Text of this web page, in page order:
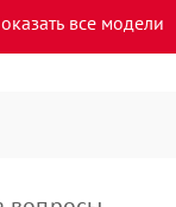
все модели